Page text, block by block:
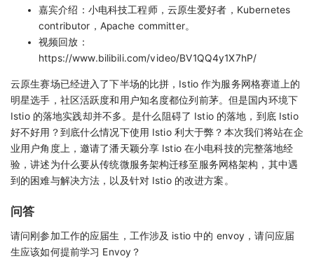
嘉宾介绍：小电科技工程师，云原生爱好者，Kubernetes
contributor，Apache committer。
视频回放：
https://www.bilibili.com/video/BV1QQ4y1X7hP/
云原生赛场已经进入了下半场的比拼，Istio 作为服务网格赛道上的
明星选手，社区活跃度和用户知名度都位列前茅。但是国内环境下
Istio 的落地实践却并不多。是什么阻碍了 Istio 的落地，到底 Istio
好不好用？到底什么情况下使用 Istio 利大于弊？本次我们将站在企
业用户角度上，邀请了潘天颖分享 Istio 在小电科技的完整落地经
验，讲述为什么要从传统微服务架构迁移至服务网格架构，其中遇
到的困难与解决方法，以及针对 Istio 的改进方案。
问答
请问刚参加工作的应届生，工作涉及 istio 中的 envoy，请问应届
生应该如何提前学习 Envoy？